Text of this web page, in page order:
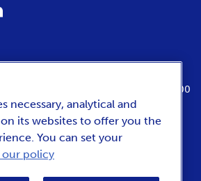
dinsdag t/m zondag van 10:00 tot 17:00
necessary, analytical and
its websites to offer you the
You can set your
our policy